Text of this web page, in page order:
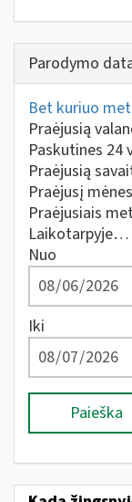
Parodymo
Bet kuriuo
Praėjusią
Paskutines 24
Praėjusią
Praėjusį
Praėjusiais
Laikotarpyje…
Nuo
Iki
Paieška